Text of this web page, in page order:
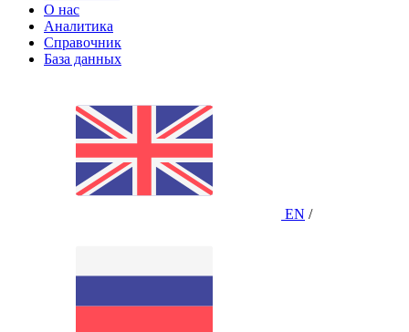
О нас
Аналитика
Справочник
База данных
EN /